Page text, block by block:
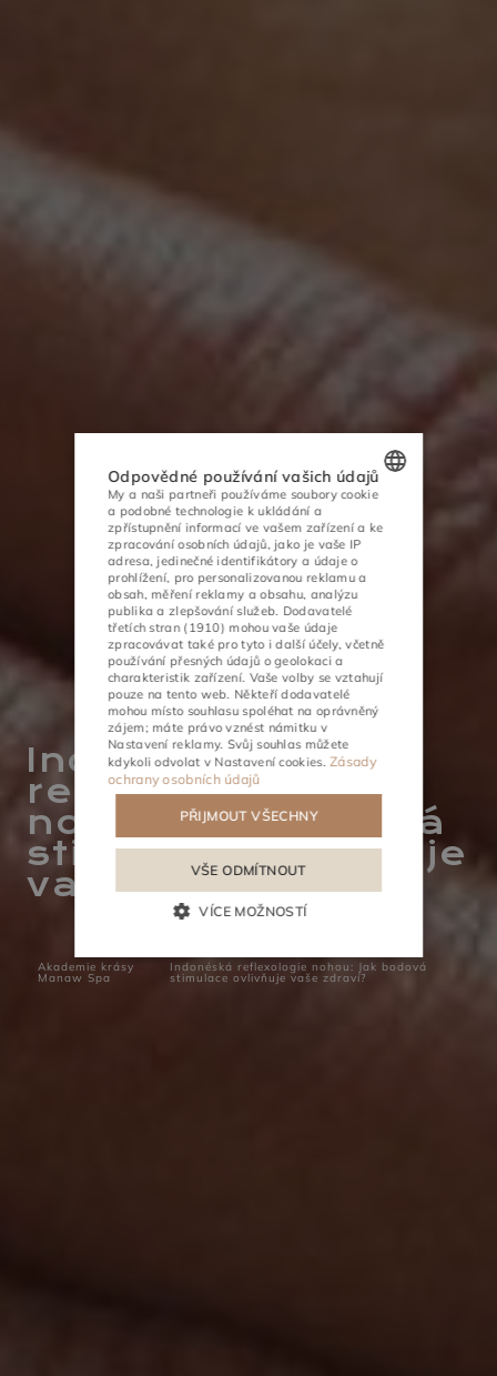
ČINNOSTI SCHŮZKY
Indonéská
reflexologie
nohou: Jak bodová
stimulace ovlivňuje
vaše zdraví?
Akademie krásy
Manaw Spa
Indonéská reflexologie nohou: Jak bodová
stimulace ovlivňuje vaše zdraví?
ENGLISH
GERMAN
CZECH
Odpovědné používání vašich údajů
My a naši partneři používáme soubory cookie
a podobné technologie k ukládání a
zpřístupnění informací ve vašem zařízení a ke
zpracování osobních údajů, jako je vaše IP
adresa, jedinečné identifikátory a údaje o
prohlížení, pro personalizovanou reklamu a
obsah, měření reklamy a obsahu, analýzu
publika a zlepšování služeb. Dodavatelé
třetích stran (1910) mohou vaše údaje
zpracovávat také pro tyto i další účely, včetně
používání přesných údajů o geolokaci a
charakteristik zařízení. Vaše volby se vztahují
pouze na tento web. Někteří dodavatelé
mohou místo souhlasu spoléhat na oprávněný
zájem; máte právo vznést námitku v
Nastavení reklamy. Svůj souhlas můžete
kdykoli odvolat v Nastavení cookies. Zásady
ochrany osobních údajů
PŘIJMOUT VŠECHNY
VŠE ODMÍTNOUT
VÍCE MOŽNOSTÍ